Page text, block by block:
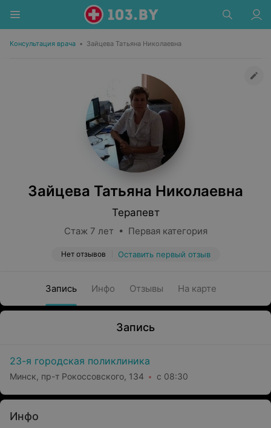
Консультация врача • Зайцева Татьяна Николаевна
Зайцева Татьяна Николаевна
Терапевт
Стаж 7 лет • Первая категория
Нет отзывов Оставить первый отзыв
Запись Инфо Отзывы На карте
Запись
23-я городская поликлиника
Минск, пр-т Рокоссовского, 134 с 08:30
Инфо